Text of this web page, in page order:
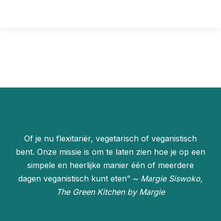
Of je nu flexitariër, vegetarisch of veganistisch
bent. Onze missie is om te laten zien hoe je op een
simpele en heerlijke manier één of meerdere
dagen veganistisch kunt eten” ~ Margie Siswoko,
The Green Kitchen by Margie